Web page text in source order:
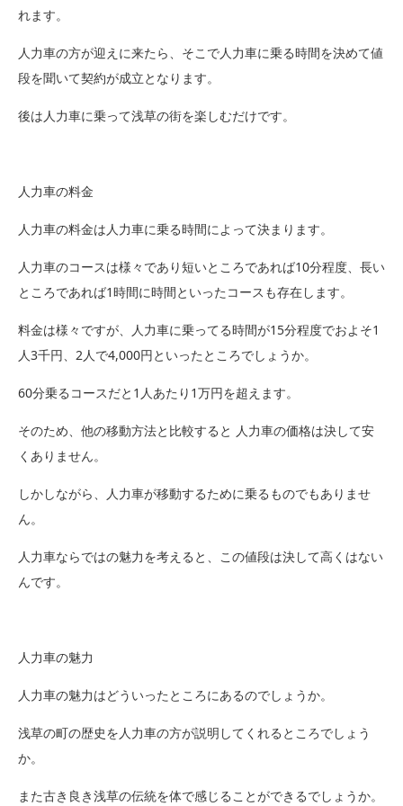
れます。
人力車の方が迎えに来たら、そこで人力車に乗る時間を決めて値
段を聞いて契約が成立となります。
後は人力車に乗って浅草の街を楽しむだけです。
人力車の料金
人力車の料金は人力車に乗る時間によって決まります。
人力車のコースは様々であり短いところであれば10分程度、長い
ところであれば1時間に時間といったコースも存在します。
料金は様々ですが、人力車に乗ってる時間が15分程度でおよそ1
人3千円、2人で4,000円といったところでしょうか。
60分乗るコースだと1人あたり1万円を超えます。
そのため、他の移動方法と比較すると 人力車の価格は決して安
くありません。
しかしながら、人力車が移動するために乗るものでもありませ
ん。
人力車ならではの魅力を考えると、この値段は決して高くはない
んです。
人力車の魅力
人力車の魅力はどういったところにあるのでしょうか。
浅草の町の歴史を人力車の方が説明してくれるところでしょう
か。
また古き良き浅草の伝統を体で感じることができるでしょうか。